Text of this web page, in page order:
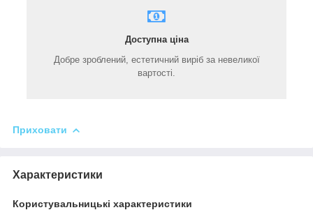
Доступна ціна
Добре зроблений, естетичний виріб за невеликої
вартості.
Приховати
Характеристики
Користувальницькі характеристики